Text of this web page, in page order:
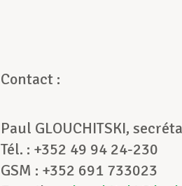
Contact :
Paul GLOUCHITSKI,
Tél. : +352 49 94 24-230
GSM : +352 691 733023